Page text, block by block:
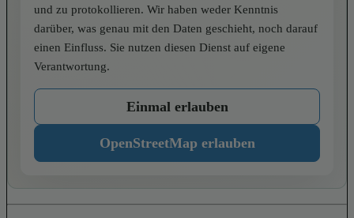
und zu protokollieren. Wir haben weder Kenntnis
darüber, was genau mit den Daten geschieht, noch darauf
einen Einfluss. Sie nutzen diesen Dienst auf eigene
Verantwortung.
Einmal erlauben
OpenStreetMap erlauben